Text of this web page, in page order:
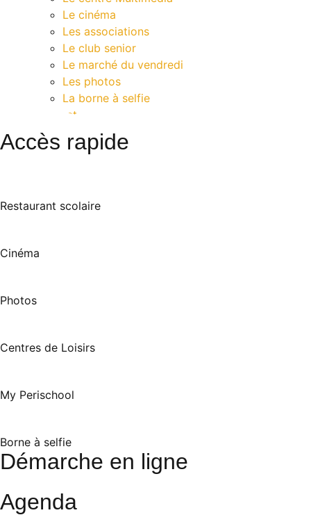
Le cinéma
Les associations
Le club senior
Le marché du vendredi
Les photos
La borne à selfie
Contact
Accès rapide
Restaurant scolaire
Cinéma
Photos
Centres de Loisirs
My Perischool
Borne à selfie
Démarche en ligne
Agenda